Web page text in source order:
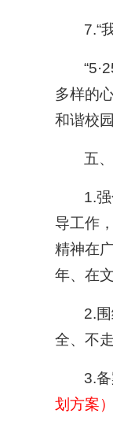
7.“
多样的
和谐校园
五
1.
导工作
精神在
年、在
2.
全、不
3.
划方案